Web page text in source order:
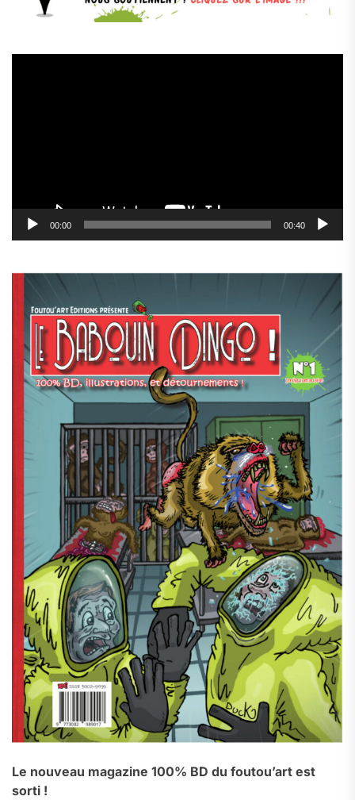
00:00 00:40
Le nouveau magazine 100% BD du foutou’art est
sorti !